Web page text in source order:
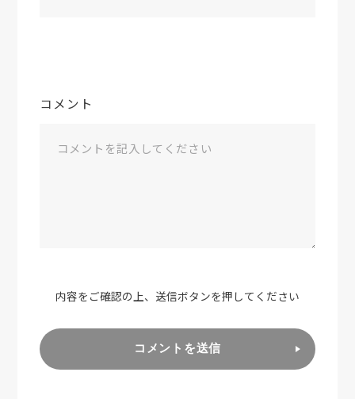
コメント
内容をご確認の上、送信ボタンを押してください
コメントを送信